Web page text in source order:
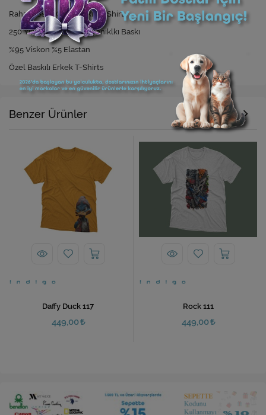
Rahat Kesim Özel Baskılı T-Shirt
250 Yıkamaya Kadar Dayanıklkı Baskı
%95 Viskon %5 Elastan
Özel Baskılı Erkek T-Shirts
Benzer Ürünler
Daffy Duck 117
449,00
Rock 111
449,00